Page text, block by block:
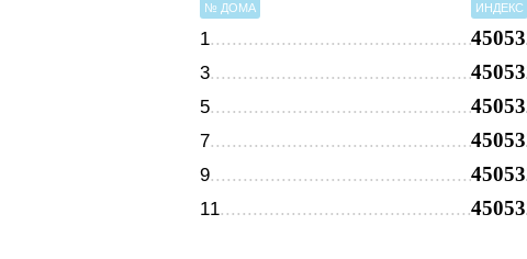
№ ДОМА ИНДЕКС
1
3
5
7
9
11